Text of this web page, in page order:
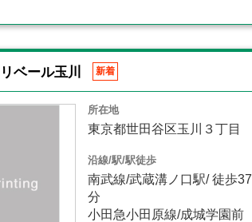
リベール玉川 新着
所在地
東京都世田谷区玉川３丁目
沿線/駅/駅徒歩
南武線/武蔵溝ノ口駅/ 徒歩37
分
小田急小田原線/成城学園前